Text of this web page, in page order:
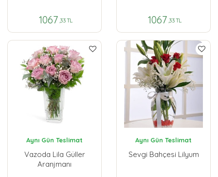
1067 ,33 TL 1067 ,33 TL
Aynı Gün Teslimat
Vazoda Lila Güller
Aranjmanı
Aynı Gün Teslimat
Sevgi Bahçesi Lilyum